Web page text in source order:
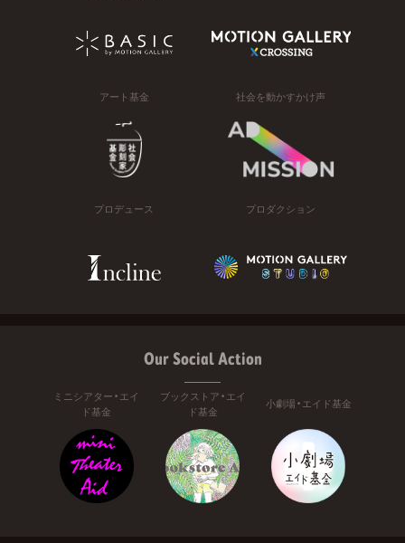
アート基金 社会を動かすかけ声
プロデュース プロダクション
Our Social Action
ミニシアター・エイ
ド基金
ブックストア・エイ
ド基金
小劇場・エイド基金